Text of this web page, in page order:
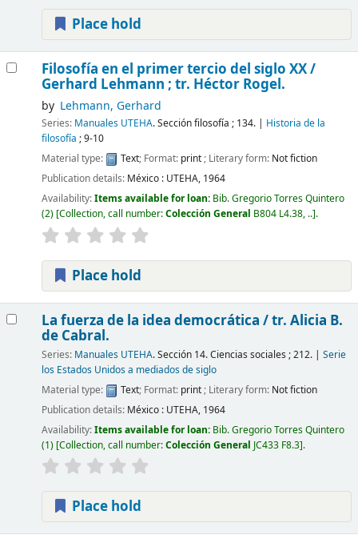
Place hold
Filosofía en el primer tercio del siglo XX /
Gerhard Lehmann ; tr. Héctor Rogel.
by Lehmann, Gerhard
Series: Manuales UTEHA. Sección filosofía ; 134.| Historia de la
filosofía ; 9-10
Material type:
Text; Format: print; Literary form: Not fiction
Publication details: México : UTEHA, 1964
Availability:Items available for loan: Bib. Gregorio Torres Quintero
(2) Collection, call number:Colección General B804 L4.38, .. .
Place hold
La fuerza de la idea democrática /tr. Alicia B.
de Cabral.
Series: Manuales UTEHA. Sección 14. Ciencias sociales ; 212.| Serie
los Estados Unidos a mediados de siglo
Material type:
Text; Format: print; Literary form: Not fiction
Publication details: México : UTEHA, 1964
Availability:Items available for loan: Bib. Gregorio Torres Quintero
(1) Collection, call number:Colección General JC433 F8.3 .
Place hold